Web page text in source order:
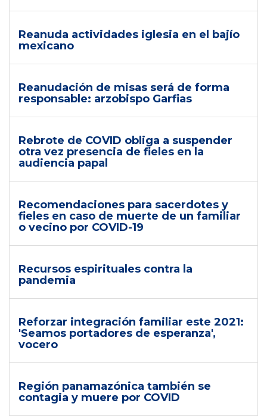
Reanuda actividades iglesia en el bajío
mexicano
Reanudación de misas será de forma
responsable: arzobispo Garfias
Rebrote de COVID obliga a suspender
otra vez presencia de fieles en la
audiencia papal
Recomendaciones para sacerdotes y
fieles en caso de muerte de un familiar
o vecino por COVID-19
Recursos espirituales contra la
pandemia
Reforzar integración familiar este 2021:
'Seamos portadores de esperanza',
vocero
Región panamazónica también se
contagia y muere por COVID